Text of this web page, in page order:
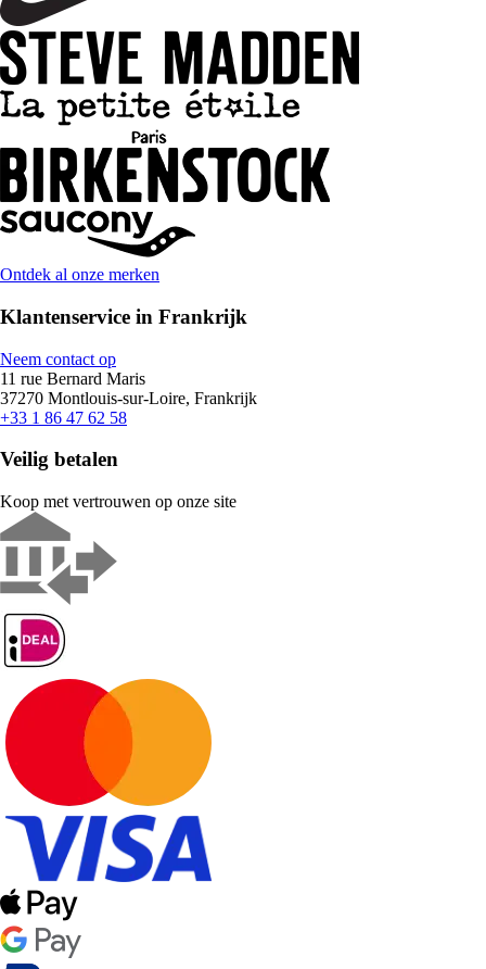
Ontdek al onze merken
Klantenservice in Frankrijk
Neem contact op
11 rue Bernard Maris
37270 Montlouis-sur-Loire, Frankrijk
+33 1 86 47 62 58
Veilig betalen
Koop met vertrouwen op onze site